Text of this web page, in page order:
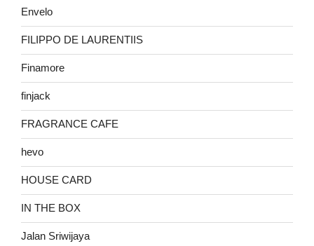
Envelo
FILIPPO DE LAURENTIIS
Finamore
finjack
FRAGRANCE CAFE
hevo
HOUSE CARD
IN THE BOX
Jalan Sriwijaya